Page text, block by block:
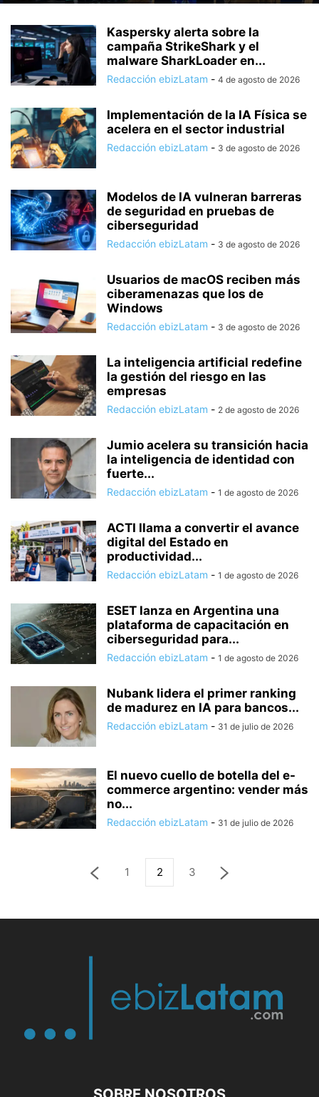
Kaspersky alerta sobre la
campaña StrikeShark y el
malware SharkLoader en...
Redacción ebizLatam - 4 de agosto de 2026
Implementación de la IA Física se
acelera en el sector industrial
Redacción ebizLatam - 3 de agosto de 2026
Modelos de IA vulneran barreras
de seguridad en pruebas de
ciberseguridad
Redacción ebizLatam - 3 de agosto de 2026
Usuarios de macOS reciben más
ciberamenazas que los de
Windows
Redacción ebizLatam - 3 de agosto de 2026
La inteligencia artificial redefine
la gestión del riesgo en las
empresas
Redacción ebizLatam - 2 de agosto de 2026
Jumio acelera su transición hacia
la inteligencia de identidad con
fuerte...
Redacción ebizLatam - 1 de agosto de 2026
ACTI llama a convertir el avance
digital del Estado en
productividad...
Redacción ebizLatam - 1 de agosto de 2026
ESET lanza en Argentina una
plataforma de capacitación en
ciberseguridad para...
Redacción ebizLatam - 1 de agosto de 2026
Nubank lidera el primer ranking
de madurez en IA para bancos...
Redacción ebizLatam - 31 de julio de 2026
El nuevo cuello de botella del e-
commerce argentino: vender más
no...
Redacción ebizLatam - 31 de julio de 2026
1 2 3